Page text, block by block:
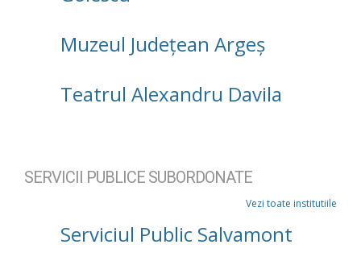
Muzeul Județean Argeș
Teatrul Alexandru Davila
SERVICII PUBLICE SUBORDONATE
Vezi toate institutiile
Serviciul Public Salvamont